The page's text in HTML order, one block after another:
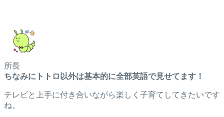
所長
ちなみにトトロ以外は基本的に全部英語で見せてます！
テレビと上手に付き合いながら楽しく子育てしてきたいです
ね。